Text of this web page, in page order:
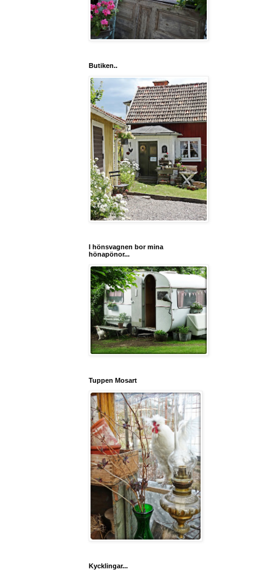
Butiken..
I hönsvagnen bor mina
hönapönor...
Tuppen Mosart
Kycklingar...